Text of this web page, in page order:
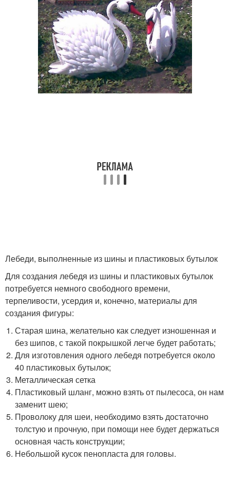
Лебеди, выполненные из шины и пластиковых бутылок
Для создания лебедя из шины и пластиковых бутылок
потребуется немного свободного времени,
терпеливости, усердия и, конечно, материалы для
создания фигуры:
Старая шина, желательно как следует изношенная и
без шипов, с такой покрышкой легче будет работать;
Для изготовления одного лебедя потребуется около
40 пластиковых бутылок;
Металлическая сетка
Пластиковый шланг, можно взять от пылесоса, он нам
заменит шею;
Проволоку для шеи, необходимо взять достаточно
толстую и прочную, при помощи нее будет держаться
основная часть конструкции;
Небольшой кусок пенопласта для головы.